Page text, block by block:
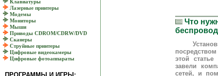
Клавиатуры
Лазерные принтеры
Модемы
Мониторы
Мыши
Приводы CDROM/CDRW/DVD
Сканеры
Струйные принтеры
Цифровые видеокамеры
Цифровые фотоаппараты
Что
Установка
этой
завели
сетей, и